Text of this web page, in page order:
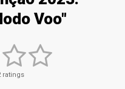
Voo"
ratings